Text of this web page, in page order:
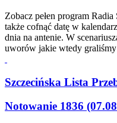
Zobacz pełen program
także cofnąć datę w
dnia na antenie. W
uworów jakie wtedy
Szczecińska Lista
Notowanie 1836